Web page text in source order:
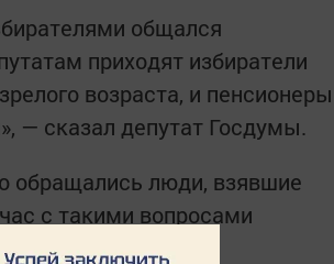
общался
приходят избиратели
возраста, и
— сказал депутат Госдумы.
обращались люди, взявшие
с такими вопросами